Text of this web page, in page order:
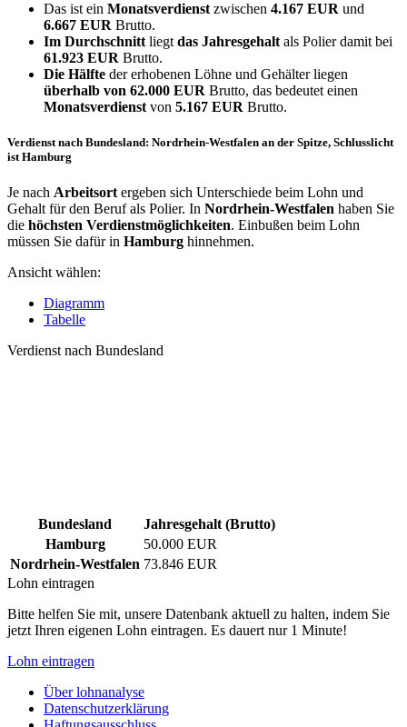
Das ist ein Monatsverdienst zwischen 4.167 EUR und
6.667 EUR Brutto.
Im Durchschnitt liegt das Jahresgehalt als Polier damit bei
61.923 EUR Brutto.
Die Hälfte der erhobenen Löhne und Gehälter liegen
überhalb von 62.000 EUR Brutto, das bedeutet einen
Monatsverdienst von 5.167 EUR Brutto.
Verdienst nach Bundesland: Nordrhein-Westfalen an der Spitze, Schlusslicht
ist Hamburg
Je nach Arbeitsort ergeben sich Unterschiede beim Lohn und
Gehalt für den Beruf als Polier. In Nordrhein-Westfalen haben Sie
die höchsten Verdienstmöglichkeiten. Einbußen beim Lohn
müssen Sie dafür in Hamburg hinnehmen.
Ansicht wählen:
Diagramm
Tabelle
Verdienst nach Bundesland
Bundesland
Jahresgehalt (Brutto)
Hamburg
50.000 EUR
Nordrhein-Westfalen 73.846 EUR
Lohn eintragen
Bitte helfen Sie mit, unsere Datenbank aktuell zu halten, indem Sie
jetzt Ihren eigenen Lohn eintragen. Es dauert nur 1 Minute!
Lohn eintragen
Über lohnanalyse
Datenschutzerklärung